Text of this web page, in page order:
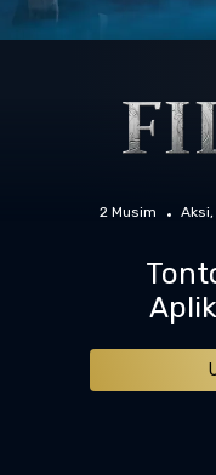
2 Musim Aksi